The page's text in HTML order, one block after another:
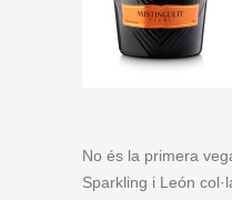
No és la primera
Sparkling i León